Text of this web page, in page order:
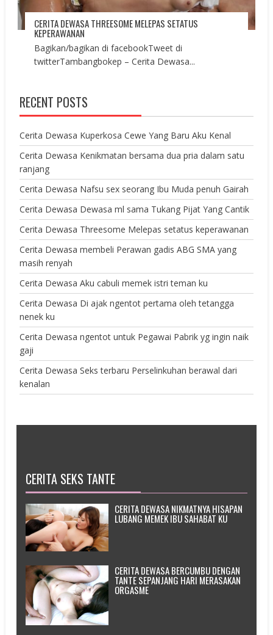
CERITA DEWASA THREESOME MELEPAS SETATUS
KEPERAWANAN
Bagikan/bagikan di facebookTweet di
twitterTambangbokep – Cerita Dewasa...
RECENT POSTS
Cerita Dewasa Kuperkosa Cewe Yang Baru Aku Kenal
Cerita Dewasa Kenikmatan bersama dua pria dalam satu
ranjang
Cerita Dewasa Nafsu sex seorang Ibu Muda penuh Gairah
Cerita Dewasa Dewasa ml sama Tukang Pijat Yang Cantik
Cerita Dewasa Threesome Melepas setatus keperawanan
Cerita Dewasa membeli Perawan gadis ABG SMA yang
masih renyah
Cerita Dewasa Aku cabuli memek istri teman ku
Cerita Dewasa Di ajak ngentot pertama oleh tetangga
nenek ku
Cerita Dewasa ngentot untuk Pegawai Pabrik yg ingin naik
gaji
Cerita Dewasa Seks terbaru Perselinkuhan berawal dari
kenalan
CERITA SEKS TANTE
CERITA DEWASA NIKMATNYA HISAPAN
LUBANG MEMEK IBU SAHABAT KU
CERITA DEWASA BERCUMBU DENGAN
TANTE SEPANJANG HARI MERASAKAN
ORGASME